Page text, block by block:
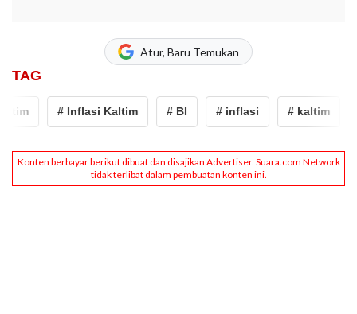
Atur, Baru Temukan
TAG
# Inflasi Kaltim # BI # inflasi # kaltim